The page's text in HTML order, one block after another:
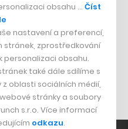
obsahu … Číst
nastavení a preferencí,
stránek, zprostředkování
personalizaci obsahu.
také dále sdílíme s
oblasti sociálních médií,
stránky a soubory
s.r.o. Více informací
odkazu.